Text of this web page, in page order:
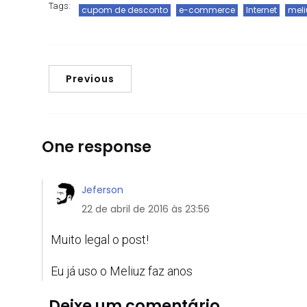
Tags: cupom de desconto e-commerce Internet
Previous
One response
Jeferson
22 de abril de 2016 às 23:56
Muito legal o post!
Eu já uso o Meliuz faz anos